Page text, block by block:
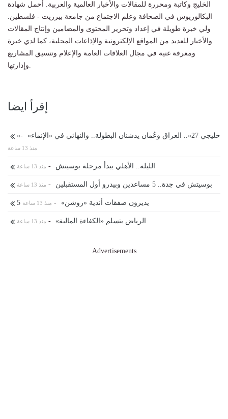
الخليج وكاتبة ومحررة للمقالات والأخبار العالمية والعربية. أحمل شهادة
البكالوريوس في الصحافة وعلم الاجتماع من جامعة بيرزيت - فلسطين.
ولي خبرة طويلة في إعداد وتحرير المحتوى والمضامين وإنتاج المقالات
والأخبار للعديد من المواقع الإلكترونية والإذاعات المحلية، كما لدي خبرة
ومعرفة غنية في مجال العلاقات العامة والإعلام وتنسيق المشاريع
وإدارتها.
إقرأ ايضا
«خليجي 27».. العراق وعُمان يدشنان البطولة.. والنهائي في «الإنماء» -
منذ 13 ساعة
الليلة.. الأهلي يبدأ مرحلة بوسيتش - منذ 13 ساعة
بوسيتش في جدة.. 5 مساعدين وبيدرو أول المستقبلين - منذ 13 ساعة
5 يديرون صفقات أندية «روشن» - منذ 13 ساعة
الرياض يتسلم «الكفاءة المالية» - منذ 13 ساعة
Advertisements